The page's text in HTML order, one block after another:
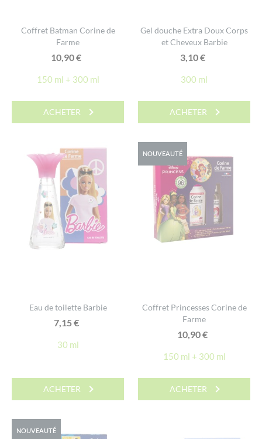
Coffret Batman Corine de
Farme
10,90€
150 ml + 300 ml
ACHETER
Gel douche Extra Doux Corps
et Cheveux Barbie
3,10€
300 ml
ACHETER
Eau de toilette Barbie
7,15€
30 ml
ACHETER
NOUVEAUTÉ
Coffret Princesses Corine de
Farme
10,90€
150 ml + 300 ml
ACHETER
NOUVEAUTÉ